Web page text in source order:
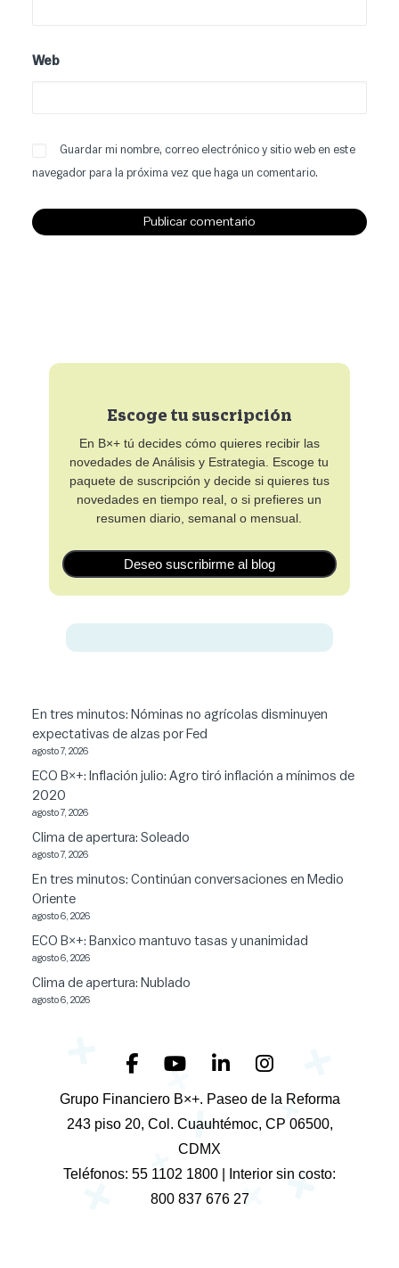
Web
Guardar mi nombre, correo electrónico y sitio web en este
navegador para la próxima vez que haga un comentario.
Escoge tu suscripción
En B×+ tú decides cómo quieres recibir las
novedades de Análisis y Estrategia. Escoge tu
paquete de suscripción y decide si quieres tus
novedades en tiempo real, o si prefieres un
resumen diario, semanal o mensual.
Deseo suscribirme al blog
En tres minutos: Nóminas no agrícolas disminuyen
expectativas de alzas por Fed
agosto 7, 2026
ECO B×+: Inflación julio: Agro tiró inflación a mínimos de
2020
agosto 7, 2026
Clima de apertura: Soleado
agosto 7, 2026
En tres minutos: Continúan conversaciones en Medio
Oriente
agosto 6, 2026
ECO B×+: Banxico mantuvo tasas y unanimidad
agosto 6, 2026
Clima de apertura: Nublado
agosto 6, 2026
+
+
+
+
+
+
+
Grupo Financiero B×+. Paseo de la Reforma
243 piso 20, Col. Cuauhtémoc, CP 06500,
CDMX
Teléfonos: 55 1102 1800 | Interior sin costo:
800 837 676 27